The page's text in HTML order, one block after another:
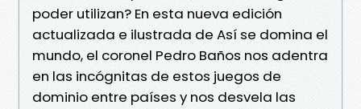
poder utilizan? En esta nueva edición
actualizada e ilustrada de Así se domina el
mundo, el coronel Pedro Baños nos adentra
en las incógnitas de estos juegos de
dominio entre países y nos desvela las